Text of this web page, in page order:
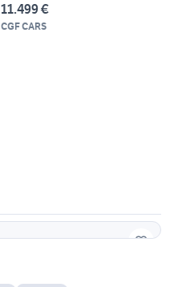
11.499 €
CGF CARS